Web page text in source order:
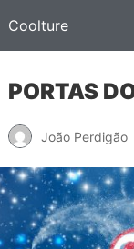
Coolture
PORTAS
João Perdigão